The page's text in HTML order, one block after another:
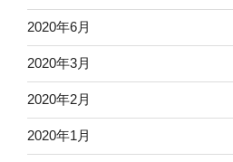
2020年6月
2020年3月
2020年2月
2020年1月